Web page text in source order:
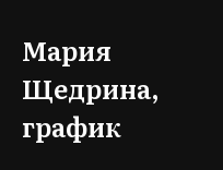
Мария
Щедрина,
график